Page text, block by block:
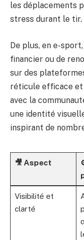
les déplacements
stress durant le tir.
De plus, en e-
financier ou de
sur des
réticule efficace et
avec la
une identité
inspirant de
🎥 Aspect
Visibilité et
clarté